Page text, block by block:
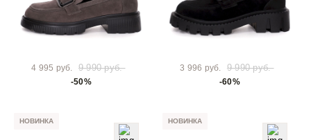
4 995 руб. 9 990 руб.
-50%
3 996 руб. 9 990 руб.
-60%
НОВИНКА НОВИНКА